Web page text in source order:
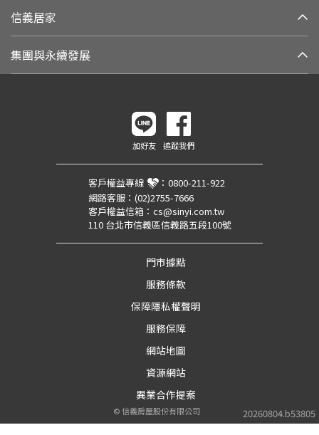
信義居家
集團與永續發展
20260804.b53805
加好友 追蹤我們
客戶權益專線 ： 0800-211-922
網路客服： (02)2755-7666
客戶權益信箱： cs@sinyi.com.tw
110 台北市信義區信義路五段100號
門市據點
服務條款
保障隱私權聲明
服務保障
網站地圖
資源網站
異業合作提案
©信義房屋股份有限公司